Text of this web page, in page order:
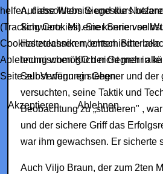
Auf absolutem Siegeskurs
Schwiertz. Mit einer Serie von
Haltetechniken, entschied er
technischen KO der Gegner in
Selbst wenn ein Gegner und der
versuchten, seine Taktik und
Beobachtung zu „studieren" ,
und der sichere Griff das
war ihm gewachsen. Er sicherte
Auch Viljo Braun, der zum 2ten
helfen, diese Website und die
(Tracking Cookies). Sie können
Cookies zulassen möchten. Bitte
Ablehnung womöglich nicht mehr
Seite zur Verfügung stehen.
Akzeptieren Ablehnen